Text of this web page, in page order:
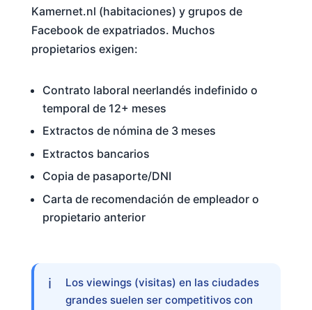
Kamernet.nl (habitaciones) y grupos de
Facebook de expatriados. Muchos
propietarios exigen:
Contrato laboral neerlandés indefinido o
temporal de 12+ meses
Extractos de nómina de 3 meses
Extractos bancarios
Copia de pasaporte/DNI
Carta de recomendación de empleador o
propietario anterior
Los viewings (visitas) en las ciudades
grandes suelen ser competitivos con